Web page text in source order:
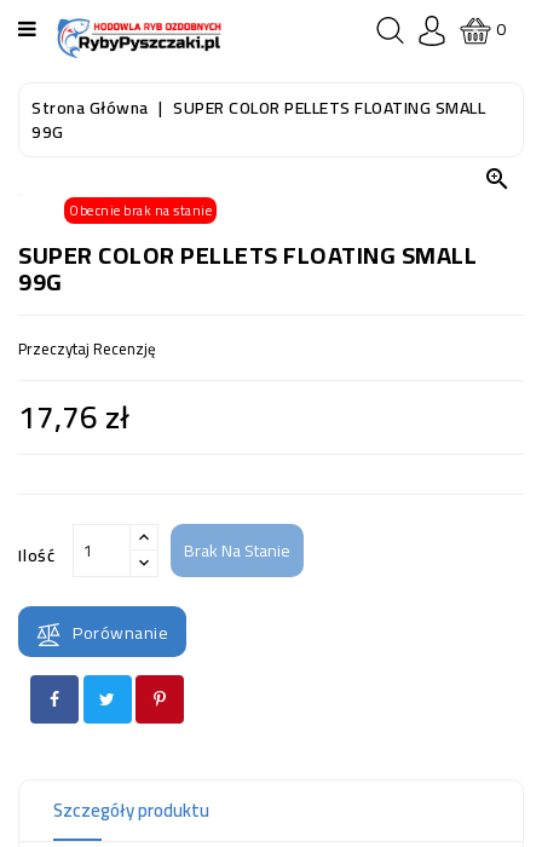
KATEGORIA
STRONA
GŁÓWNA
RYBY
AKWARIOWE
RYBY
WODNEGO
STAWU
OCZKO
(SPRZĘT)
KONTAKT
NAMI
0
Strona Główna SUPER COLOR PELLETS FLOATING SMALL
99G
Obecnie brak na stanie

SUPER COLOR PELLETS FLOATING SMALL
99G
Przeczytaj Recenzję
17,76 zł
Ilość Brak Na Stanie
Porównanie
Szczegóły produktu